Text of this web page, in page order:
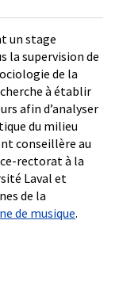
un stage
la supervision de
de la
à établir
afin d’analyser
du milieu
conseillère au
rectorat à la
Laval et
de la
de musique.